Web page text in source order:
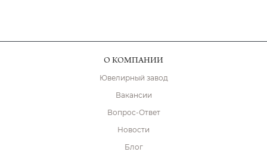
О КОМПАНИИ
Ювелирный завод
Вакансии
Вопрос-Ответ
Новости
Блог